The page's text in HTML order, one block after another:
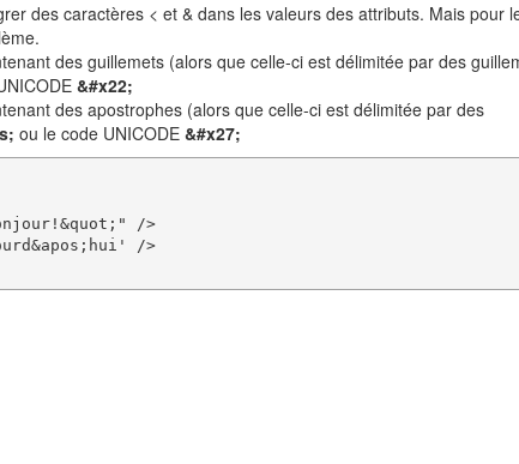
des caractères < et & dans les valeurs des attributs. Mais pour
des guillemets (alors que celle-ci est délimitée par des
&#x22;
des apostrophes (alors que celle-ci est délimitée par des
ou le code UNICODE &#x27;
/>
/>